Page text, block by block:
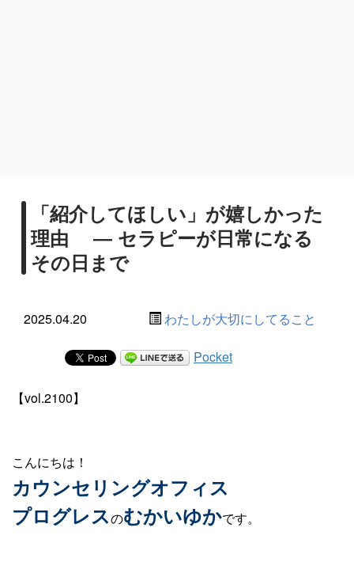
「紹介してほしい」が嬉しかった
理由 ― セラピーが日常になる
その日まで
2025.04.20 わたしが大切にしてること
Pocket
【vol.2100】
こんにちは！
カウンセリングオフィス
プログレスのむかいゆかです。